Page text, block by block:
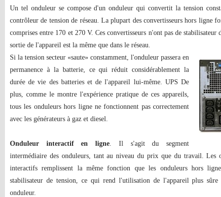
Un tel onduleur se compose d'un onduleur qui convertit la tension
contrôleur de tension de réseau. La plupart des convertisseurs hors ligne
comprises entre 170 et 270 V. Ces convertisseurs n'ont pas de stabilisateur
sortie de l'appareil est la même que dans le réseau.
Si la tension secteur «saute» constamment, l'onduleur passera en
permanence à la batterie, ce qui réduit considérablement la
durée de vie des batteries et de l'appareil lui-même. UPS De
plus, comme le montre l'expérience pratique de ces appareils,
tous les onduleurs hors ligne ne fonctionnent pas correctement
avec les générateurs à gaz et diesel.
Onduleur interactif en ligne. Il s'agit du segment
intermédiaire des onduleurs, tant au niveau du prix que du travail. Les
interactifs remplissent la même fonction que les onduleurs hors
stabilisateur de tension, ce qui rend l'utilisation de l'appareil plus
onduleur.